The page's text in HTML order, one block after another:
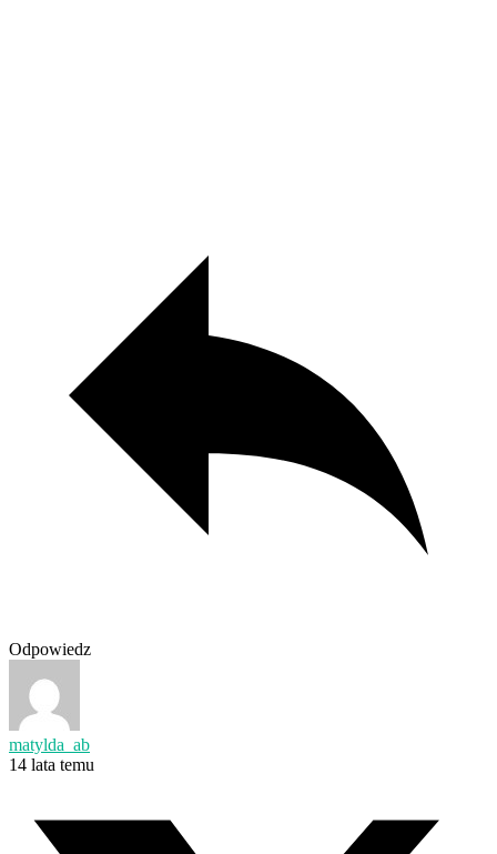
Odpowiedz
matylda_ab
14 lata temu